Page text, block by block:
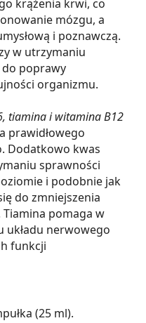
krążenia krwi, co
mózgu, a
i poznawczą.
w utrzymaniu
poprawy
organizmu.
tiamina i witamina B12
prawidłowego
Dodatkowo kwas
sprawności
i podobnie jak
do zmniejszenia
Tiamina pomaga w
układu nerwowego
funkcji
(25 ml).